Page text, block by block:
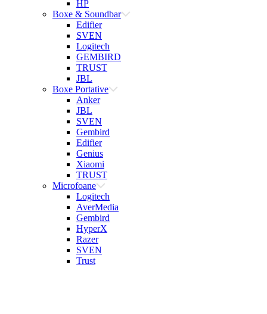
HP
Boxe & Soundbar
Edifier
SVEN
Logitech
GEMBIRD
TRUST
JBL
Boxe Portative
Anker
JBL
SVEN
Gembird
Edifier
Genius
Xiaomi
TRUST
Microfoane
Logitech
AverMedia
Gembird
HyperX
Razer
SVEN
Trust